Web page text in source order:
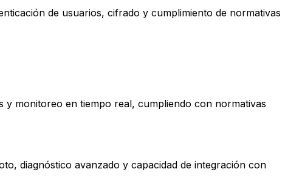
de usuarios, cifrado y cumplimiento de normativas
y monitoreo en tiempo real, cumpliendo con normativas
diagnóstico avanzado y capacidad de integración con